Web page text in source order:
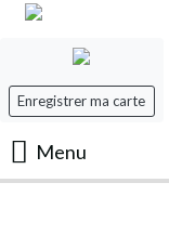
Enregistrer ma carte
Menu